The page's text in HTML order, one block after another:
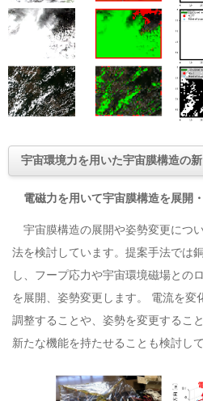
宇宙環境力を用いた宇宙膜構造の
電磁力を用いて宇宙膜構造を展開
宇宙膜構造の展開や姿勢変更につ
法を検討しています。提案手法では
し、フープ応力や宇宙環境磁場との
を展開、姿勢変更します。 電流を変
調整することや、姿勢を変更するこ
新たな機能を持たせることも検討して